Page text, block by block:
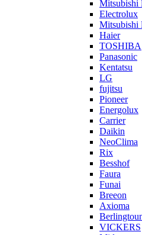
Mitsubishi
Electrolux
Mitsubishi
Haier
TOSHIBA
Panasonic
Kentatsu
LG
fujitsu
Pioneer
Energolux
Carrier
Daikin
NeoClima
Rix
Besshof
Faura
Funai
Breeon
Axioma
VICKERS